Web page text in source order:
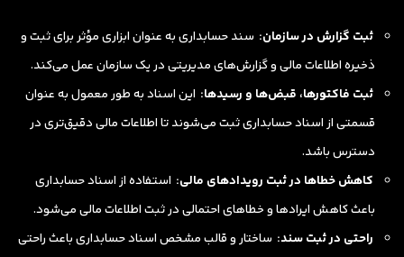
ثبت گزارش در سازمان: سند حسابداری به عنوان ابزاری مؤثر برای ثبت و
ذخیره اطلاعات مالی و گزارش‌های مدیریتی در یک سازمان عمل می‌کند.
ثبت فاکتورها، قبض‌ها و رسیدها: این اسناد به طور معمول به عنوان
قسمتی از اسناد حسابداری ثبت می‌شوند تا اطلاعات مالی دقیق‌تری در
دسترس باشد.
کاهش خطاها در ثبت رویدادهای مالی: استفاده از اسناد حسابداری
باعث کاهش ایرادها و خطاهای احتمالی در ثبت اطلاعات مالی می‌شود.
راحتی در ثبت سند: ساختار و قالب مشخص اسناد حسابداری باعث راحتی